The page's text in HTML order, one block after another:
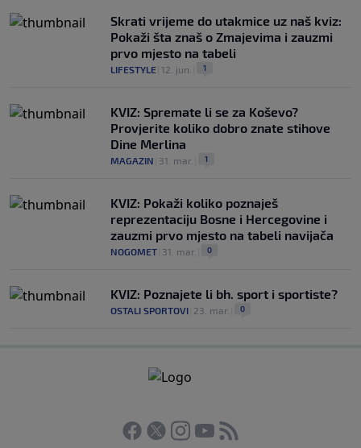
Skrati vrijeme do utakmice uz naš kviz:
Pokaži šta znaš o Zmajevima i zauzmi
prvo mjesto na tabeli
LIFESTYLE 12. jun. 1
KVIZ: Spremate li se za Koševo?
Provjerite koliko dobro znate stihove
Dine Merlina
MAGAZIN 31. mar. 1
KVIZ: Pokaži koliko poznaješ
reprezentaciju Bosne i Hercegovine i
zauzmi prvo mjesto na tabeli navijača
NOGOMET 31. mar. 0
KVIZ: Poznajete li bh. sport i sportiste?
OSTALI SPORTOVI 23. mar. 0